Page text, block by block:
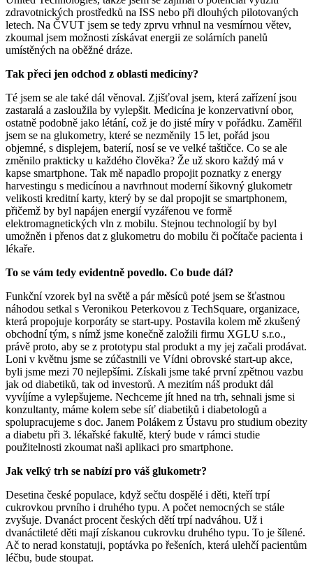
zdravotnických prostředků na ISS nebo při dlouhých pilotovaných
letech. Na ČVUT jsem se tedy zprvu vrhnul na vesmírnou větev,
zkoumal jsem možnosti získávat energii ze solárních panelů
umístěných na oběžné dráze.
Tak přeci jen odchod z oblasti medicíny?
Té jsem se ale také dál věnoval. Zjišťoval jsem, která zařízení jsou
zastaralá a zasloužila by vylepšit. Medicína je konzervativní obor,
ostatně podobně jako létání, což je do jisté míry v pořádku. Zaměřil
jsem se na glukometry, které se nezměnily 15 let, pořád jsou
objemné, s displejem, baterií, nosí se ve velké taštičce. Co se ale
změnilo prakticky u každého člověka? Že už skoro každý má v
kapse smartphone. Tak mě napadlo propojit poznatky z energy
harvestingu s medicínou a navrhnout moderní šikovný glukometr
velikosti kreditní karty, který by se dal propojit se smartphonem,
přičemž by byl napájen energií vyzářenou ve formě
elektromagnetických vln z mobilu. Stejnou technologií by byl
umožněn i přenos dat z glukometru do mobilu či počítače pacienta i
lékaře.
To se vám tedy evidentně povedlo. Co bude dál?
Funkční vzorek byl na světě­ a pár měsíců poté jsem se šťastnou
náhodou setkal s Veronikou Peterkovou z TechSquare, organizace,
která propojuje korporáty se start-upy. Postavila kolem mě zkušený
obchodní tým, s nímž jsme konečně založili firmu XGLU s.r.o.,
právě proto, aby se z prototypu stal produkt a my jej začali prodávat.
Loni v květnu jsme se zúčastnili ve Vídni obrovské start-up akce,
byli jsme mezi 70 nejlepšími. Získali jsme také první zpětnou vazbu
jak od diabetiků, tak od investorů. A mezitím náš produkt dál
vyvíjíme a vylepšujeme. Nechceme jít hned na trh, sehnali jsme si
konzultanty, máme kolem sebe síť diabetiků i diabetologů a
spolupracujeme s doc. Janem Polákem z Ústavu pro studium obezity
a diabetu při 3. lékařské fakultě, který bude v rámci studie
použitelnosti zkoumat naši aplikaci pro smartphone.
Jak velký trh se nabízí pro váš glukometr?
Desetina české populace, když sečtu dospělé i děti, kteří trpí
cukrovkou prvního i druhého typu. A počet nemocných se stále
zvyšuje. Dvanáct procent českých dětí trpí nadváhou. Už i
dvanáctileté děti mají získanou cukrovku druhého typu. To je šílené.
Ač to nerad konstatuji, poptávka po řešeních, která ulehčí pacientům
léčbu, bude stoupat.